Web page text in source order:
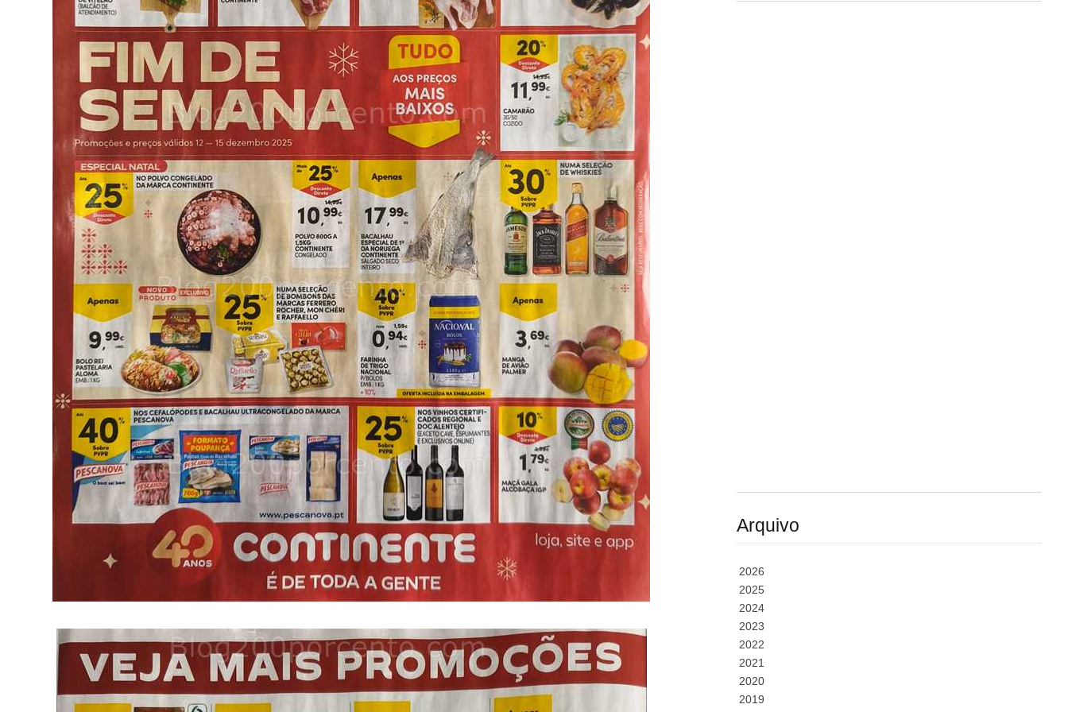
Arquivo
2026
2025
2024
2023
2022
2021
2020
2019